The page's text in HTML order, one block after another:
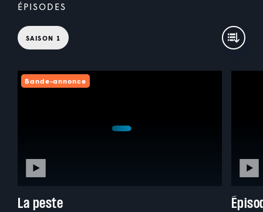
ÉPISODES
SAISON 1
Bande-annonce
La peste